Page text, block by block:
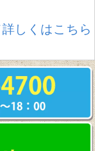
しくはこちら